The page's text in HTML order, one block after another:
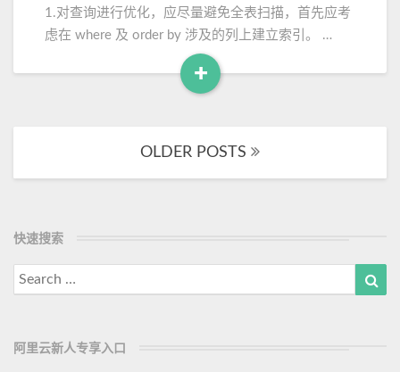
q
数
P
e
理
上
高
处
理
速
1.对查询进行优化，应尽量避免全表扫描，首先应考
虑在 where 及 order by 涉及的列上建立索引。 …
+
R
a
d
M
navigation
OLDER POSTS
快速搜索
Search
for:
阿里云新人专享入口